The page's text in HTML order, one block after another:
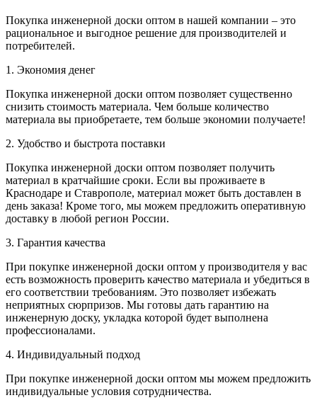
Покупка инженерной доски оптом в нашей компании – это
рациональное и выгодное решение для производителей и
потребителей.
1. Экономия денег
Покупка инженерной доски оптом позволяет существенно
снизить стоимость материала. Чем больше количество
материала вы приобретаете, тем больше экономии получаете!
2. Удобство и быстрота поставки
Покупка инженерной доски оптом позволяет получить
материал в кратчайшие сроки. Если вы проживаете в
Краснодаре и Ставрополе, материал может быть доставлен в
день заказа! Кроме того, мы можем предложить оперативную
доставку в любой регион России.
3. Гарантия качества
При покупке инженерной доски оптом у производителя у вас
есть возможность проверить качество материала и убедиться в
его соответствии требованиям. Это позволяет избежать
неприятных сюрпризов. Мы готовы дать гарантию на
инженерную доску, укладка которой будет выполнена
профессионалами.
4. Индивидуальный подход
При покупке инженерной доски оптом мы можем предложить
индивидуальные условия сотрудничества.